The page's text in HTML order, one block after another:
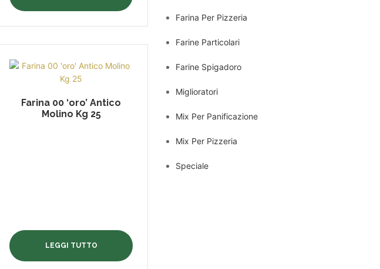
Farina 00 ‘oro’ Antico
Molino Kg 25
LEGGI TUTTO
Farina Per Pizzeria
Farine Particolari
Farine Spigadoro
Miglioratori
Mix Per Panificazione
Mix Per Pizzeria
Speciale